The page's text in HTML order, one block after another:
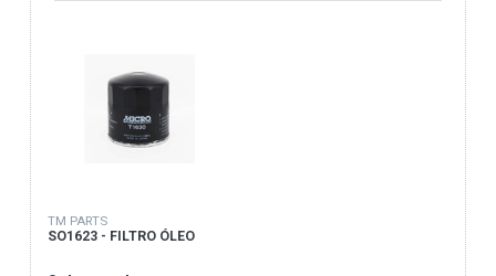
TM PARTS
SO1623 - FILTRO ÓLEO